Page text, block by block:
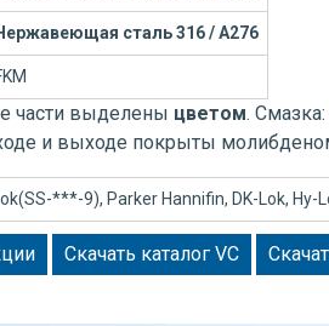
сталь 316 / А276
части выделены цветом.
и выходе покрыты
***-9), Parker Hannifin, DK-Lok, Hy-
Скачать каталог VC